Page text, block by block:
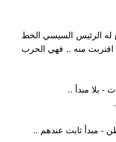
عام ٢٠١٩ ، قبل أن يضع له الرئيس السيسي الخط
اقتربت منه .. فهي الحرب
- بلا مبدأ ..
- مبدأ ثابت عندهم ..